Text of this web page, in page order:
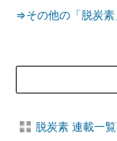
⇒その他の「脱炭素
脱炭素 連載一覧